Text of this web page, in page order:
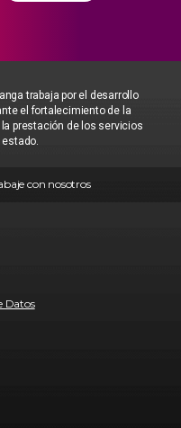
trabaja por el desarrollo
el fortalecimiento de la
prestación de los servicios
con nosotros
Datos